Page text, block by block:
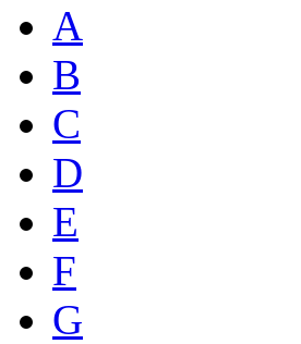
A
B
C
D
E
F
G